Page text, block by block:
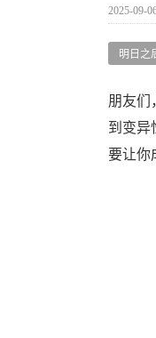
2025-09-
明日之
朋友们
到变异
要让你